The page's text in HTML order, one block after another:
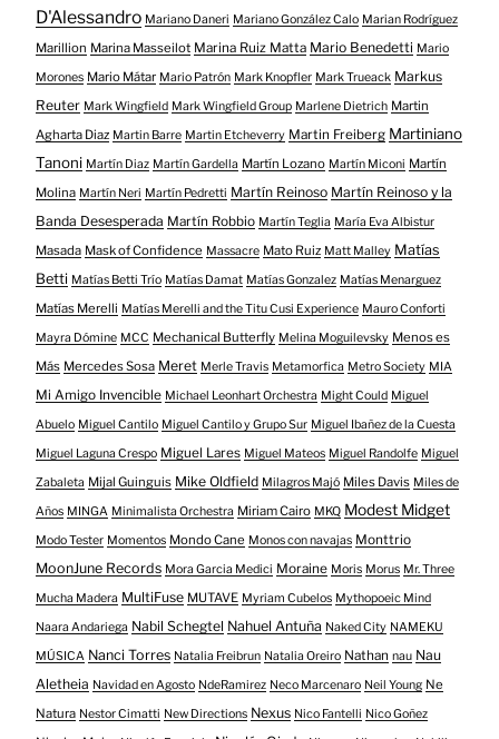
D'Alessandro Mariano Daneri Mariano González Calo Marian Rodríguez
Marillion Marina Masseilot Marina Ruiz Matta Mario Benedetti Mario
Morones Mario Mátar Mario Patrón Mark Knopfler Mark Trueack Markus
Reuter Mark Wingfield Mark Wingfield Group Marlene Dietrich Martin
Agharta Diaz Martin Barre Martin Etcheverry Martin Freiberg Martiniano
Tanoni Martín Diaz Martín Gardella Martín Lozano Martín Miconi Martín
Molina Martín Neri Martín Pedretti Martín Reinoso Martín Reinoso y la
Banda Desesperada Martín Robbio Martín Teglia María Eva Albistur
Masada Mask of Confidence Massacre Mato Ruiz Matt Malley Matías
Betti Matías Betti Trío Matías Damat Matías Gonzalez Matías Menarguez
Matías Merelli Matías Merelli and the Titu Cusi Experience Mauro Conforti
Mayra Dómine MCC Mechanical Butterfly Melina Moguilevsky Menos es
Más Mercedes Sosa Meret Merle Travis Metamorfica Metro Society MIA
Mi Amigo Invencible Michael Leonhart Orchestra Might Could Miguel
Abuelo Miguel Cantilo Miguel Cantilo y Grupo Sur Miguel Ibañez de la Cuesta
Miguel Laguna Crespo Miguel Lares Miguel Mateos Miguel Randolfe Miguel
Zabaleta Mijal Guinguis Mike Oldfield Milagros Majó Miles Davis Miles de
Años MINGA Minimalista Orchestra Miriam Cairo MKQ Modest Midget
Modo Tester Momentos Mondo Cane Monos con navajas Monttrio
MoonJune Records Mora Garcia Medici Moraine Moris Morus Mr. Three
Mucha Madera MultiFuse MUTAVE Myriam Cubelos Mythopoeic Mind
Naara Andariega Nabil Schegtel Nahuel Antuña Naked City NAMEKU
MÚSICA Nanci Torres Natalia Freibrun Natalia Oreiro Nathan nau Nau
Aletheia Navidad en Agosto NdeRamirez Neco Marcenaro Neil Young Ne
Natura Nestor Cimatti New Directions Nexus Nico Fantelli Nico Goñez